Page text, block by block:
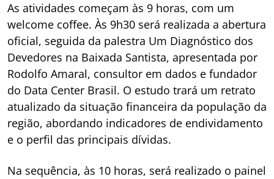
As atividades começam às 9 horas, com um
welcome coffee. Às 9h30 será realizada a abertura
oficial, seguida da palestra Um Diagnóstico dos
Devedores na Baixada Santista, apresentada por
Rodolfo Amaral, consultor em dados e fundador
do Data Center Brasil. O estudo trará um retrato
atualizado da situação financeira da população da
região, abordando indicadores de endividamento
e o perfil das principais dívidas.
Na sequência, às 10 horas, será realizado o painel